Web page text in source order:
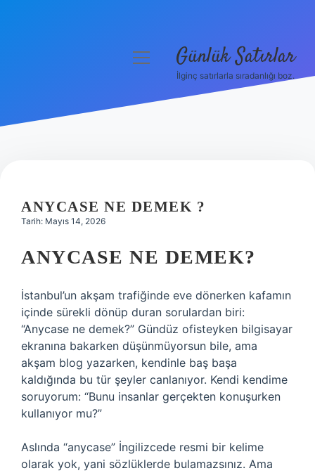
Hakkımızda
menüyü Günlük Satırlar
İlginç satırlarla sıradanlığı boz.
ANYCASE NE DEMEK ?
Tarih: Mayıs 14, 2026
ANYCASE NE DEMEK?
İstanbul’un akşam trafiğinde eve dönerken kafamın
içinde sürekli dönüp duran sorulardan biri:
“Anycase ne demek?” Gündüz ofisteyken bilgisayar
ekranına bakarken düşünmüyorsun bile, ama
akşam blog yazarken, kendinle baş başa
kaldığında bu tür şeyler canlanıyor. Kendi kendime
soruyorum: “Bunu insanlar gerçekten konuşurken
kullanıyor mu?”
Aslında “anycase” İngilizcede resmi bir kelime
olarak yok, yani sözlüklerde bulamazsınız. Ama